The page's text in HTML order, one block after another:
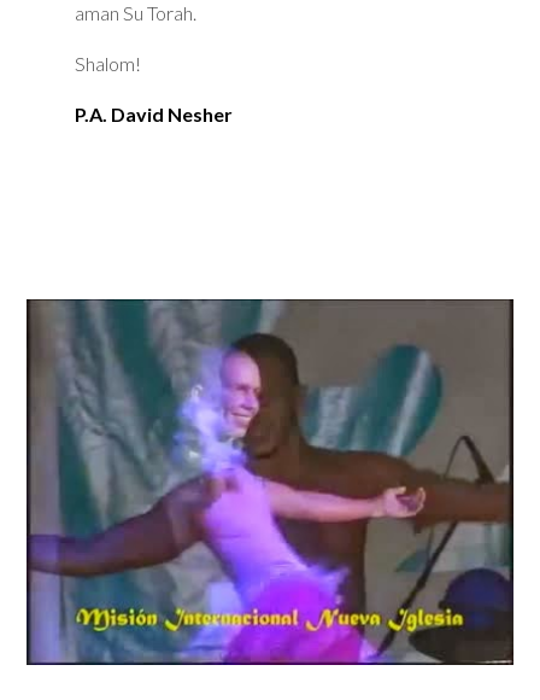
aman Su Torah.
Shalom!
P.A. David Nesher